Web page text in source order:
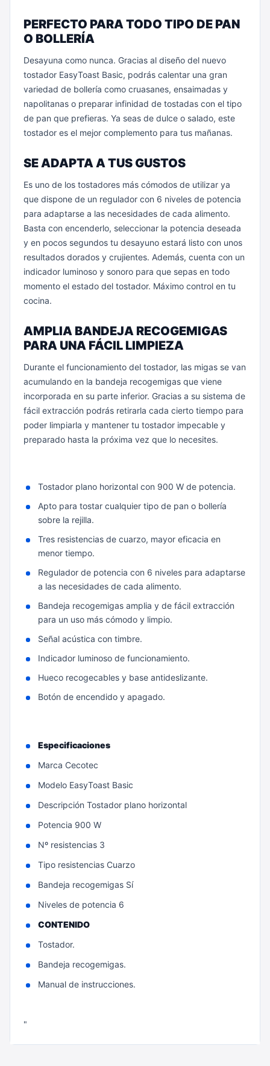
PERFECTO PARA TODO TIPO DE PAN
O BOLLERÍA
Desayuna como nunca. Gracias al diseño del nuevo
tostador EasyToast Basic, podrás calentar una gran
variedad de bollería como cruasanes, ensaimadas y
napolitanas o preparar infinidad de tostadas con el tipo
de pan que prefieras. Ya seas de dulce o salado, este
tostador es el mejor complemento para tus mañanas.
SE ADAPTA A TUS GUSTOS
Es uno de los tostadores más cómodos de utilizar ya
que dispone de un regulador con 6 niveles de potencia
para adaptarse a las necesidades de cada alimento.
Basta con encenderlo, seleccionar la potencia deseada
y en pocos segundos tu desayuno estará listo con unos
resultados dorados y crujientes. Además, cuenta con un
indicador luminoso y sonoro para que sepas en todo
momento el estado del tostador. Máximo control en tu
cocina.
AMPLIA BANDEJA RECOGEMIGAS
PARA UNA FÁCIL LIMPIEZA
Durante el funcionamiento del tostador, las migas se van
acumulando en la bandeja recogemigas que viene
incorporada en su parte inferior. Gracias a su sistema de
fácil extracción podrás retirarla cada cierto tiempo para
poder limpiarla y mantener tu tostador impecable y
preparado hasta la próxima vez que lo necesites.
Tostador plano horizontal con 900 W de potencia.
Apto para tostar cualquier tipo de pan o bollería
sobre la rejilla.
Tres resistencias de cuarzo, mayor eficacia en
menor tiempo.
Regulador de potencia con 6 niveles para adaptarse
a las necesidades de cada alimento.
Bandeja recogemigas amplia y de fácil extracción
para un uso más cómodo y limpio.
Señal acústica con timbre.
Indicador luminoso de funcionamiento.
Hueco recogecables y base antideslizante.
Botón de encendido y apagado.
Especificaciones
Marca Cecotec
Modelo EasyToast Basic
Descripción Tostador plano horizontal
Potencia 900 W
Nº resistencias 3
Tipo resistencias Cuarzo
Bandeja recogemigas Sí
Niveles de potencia 6
CONTENIDO
Tostador.
Bandeja recogemigas.
Manual de instrucciones.
"